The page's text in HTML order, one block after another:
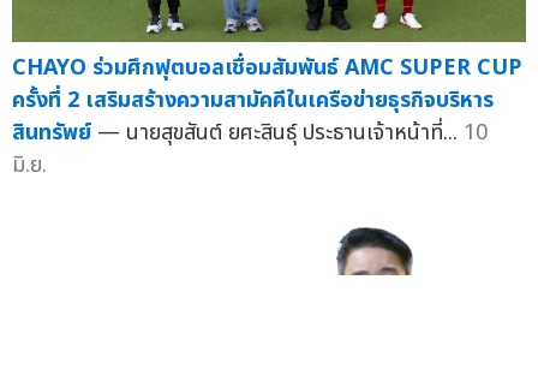
CHAYO ร่วมศึกฟุตบอลเชื่อมสัมพันธ์ AMC SUPER CUP
ครั้งที่ 2 เสริมสร้างความสามัคคีในเครือข่ายธุรกิจบริหาร
สินทรัพย์ — นายสุขสันต์ ยศะสินธุ์ ประธานเจ้าหน้าที่... 10
มิ.ย.